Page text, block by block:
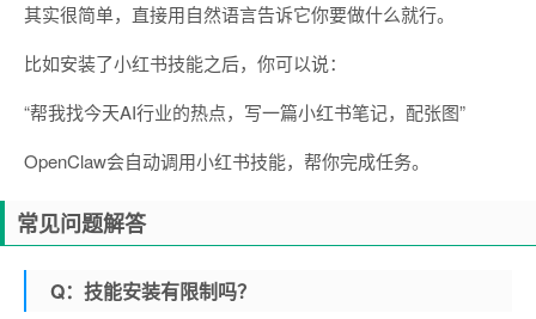
其实很简单，直接用自然语言告诉它你要做什么就行。
比如安装了小红书技能之后，你可以说：
“帮我找今天AI行业的热点，写一篇小红书笔记，配张图”
OpenClaw会自动调用小红书技能，帮你完成任务。
常见问题解答
Q：技能安装有限制吗？